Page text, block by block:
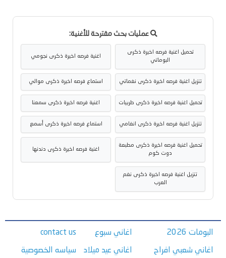
عمليات بحث مقترحة للأغنية:
تحميل اغنية فرصه اخيرة ذكرى
البوماتي
اغنية فرصه اخيرة ذكرى نجومي
تنزيل اغنية فرصه اخيرة ذكرى نغماتي استماع فرصه اخيرة ذكرى موالي
تحميل اغنية فرصه اخيرة ذكرى طربيات اغنية فرصه اخيرة ذكرى سمعنا
تنزيل اغنية فرصه اخيرة ذكرى انغامي استماع فرصه اخيرة ذكرى أسمع
تحميل اغنية فرصه اخيرة ذكرى مطبعة
دوت كوم
اغنية فرصه اخيرة ذكرى دندنها
تنزيل اغنية فرصه اخيرة ذكرى نغم
العرب
البومات 2026
اغاني شعبي افراح
اغاني سبوع
اغاني عيد ميلاد
contact us
سياسه الخصوصية